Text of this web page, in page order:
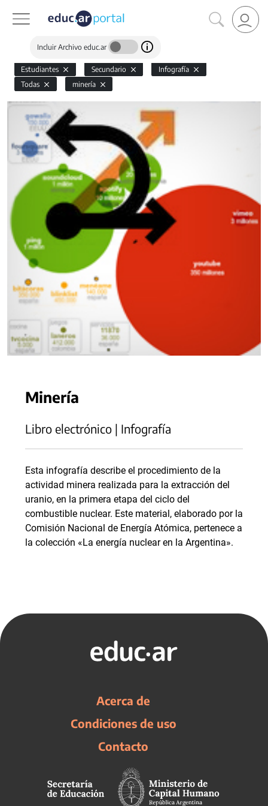
Incluir Archivo educ.ar
Estudiantes Secundario
Infografía
Todas
minería
Minería
Libro electrónico | Infografía
Esta infografía describe el procedimiento de la
actividad minera realizada para la extracción del
uranio, en la primera etapa del ciclo del
combustible nuclear. Este material, elaborado por la
Comisión Nacional de Energía Atómica, pertenece a
la colección «La energía nuclear en la Argentina».
Acerca de
Condiciones de uso
Contacto